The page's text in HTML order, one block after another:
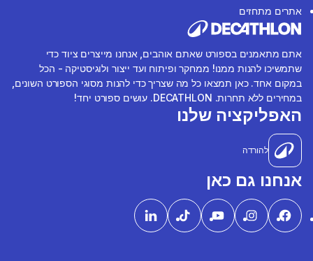
אתרים מתחזים
אתם מתאמנים בספורט שאתם אוהבים, אנחנו מייצרים ציוד כדי
שתמשיכו להנות ממנו! ממחקר ופיתוח ועד ייצור ולוגיסטיקה - הכל
במקום אחד. כאן תמצאו כל מה שצריך כדי להנות מסוגי הספורט השונים,
במחירים ללא תחרות. DECATHLON. עושים ספורט יחד!
האפליקציה שלנו
להורדה
אנחנו גם כאן